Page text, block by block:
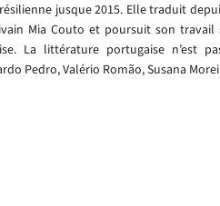
jusque 2015. Elle traduit
Mia Couto et poursuit son
La littérature portugaise n’est
Pedro, Valério Romão, Susana Morei